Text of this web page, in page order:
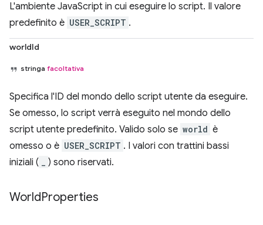
L'ambiente JavaScript in cui eseguire lo script. Il valore
predefinito è USER_SCRIPT .
worldId
stringa facoltativa
Specifica l'ID del mondo dello script utente da eseguire.
Se omesso, lo script verrà eseguito nel mondo dello
script utente predefinito. Valido solo se world è
omesso o è USER_SCRIPT . I valori con trattini bassi
iniziali (
) sono riservati.
WorldProperties